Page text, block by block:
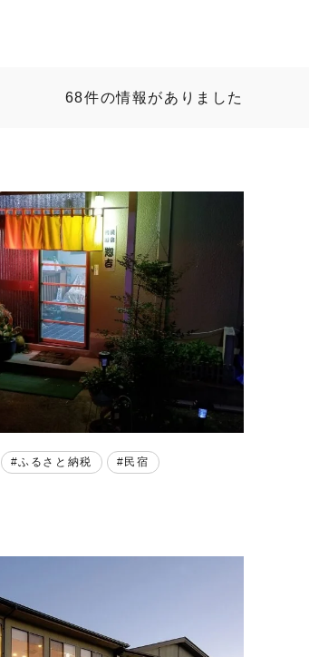
68件の情報がありました
ふるさと納税 民宿